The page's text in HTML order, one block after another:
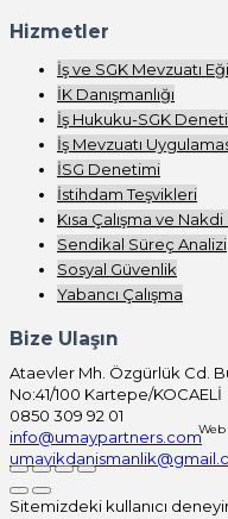
Hizmetler
İş ve SGK Mevzuatı
İK Danışmanlığı
İş Hukuku-SGK
İş Mevzuatı
İSG Denetimi
İstihdam Teşvikleri
Kısa Çalışma ve
Sendikal Süreç Analizi
Sosyal Güvenlik
Yabancı Çalışma
Bize Ulaşın
Ataevler Mh. Özgürlük Cd.
No:41/100 Kartepe/KOCAELİ
0850 309 92 01
info@umaypartners.comWeb
Sitemizdeki kullanıcı